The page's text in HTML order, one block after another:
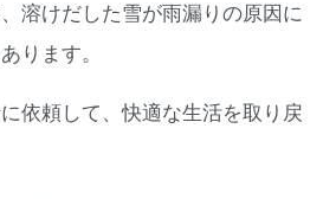
溶けだした雪が雨漏りの原因に
ります。
依頼して、快適な生活を取り戻